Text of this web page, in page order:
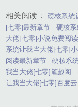
相关阅读： 硬核系统
[七零]最新章节
硬核
大佬[七零]小说免费阅读
系统让我当大佬[七零]
阅读最新章节
硬核系
我当大佬[七零]笔趣阁
让我当大佬[七零]百度云